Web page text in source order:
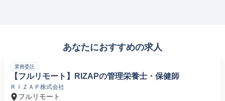
あなたにおすすめの求人
業務委託
【フルリモート】RIZAPの管理栄養士・保健師
ＲＩＺＡＰ株式会社
フルリモート